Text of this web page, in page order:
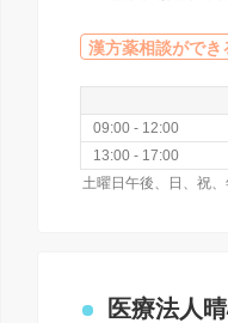
漢方薬相談ができ
09:00 - 12:00
13:00 - 17:00
医療法人